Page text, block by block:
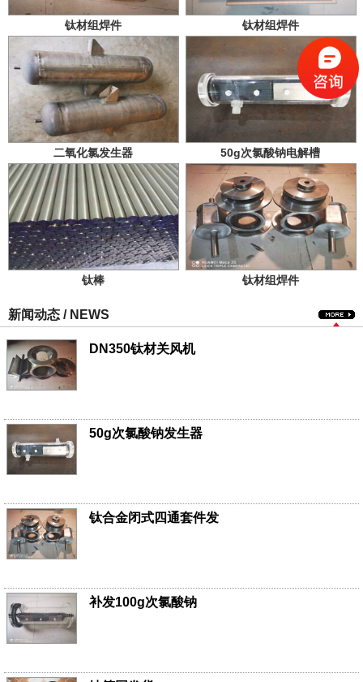
钛材组焊件 钛材组焊件
二氧化氯发生器 50g次氯酸钠电解槽
钛棒 钛材组焊件
新闻动态 / NEWS
DN350钛材关风机
50g次氯酸钠发生器
钛合金闭式四通套件发
补发100g次氯酸钠